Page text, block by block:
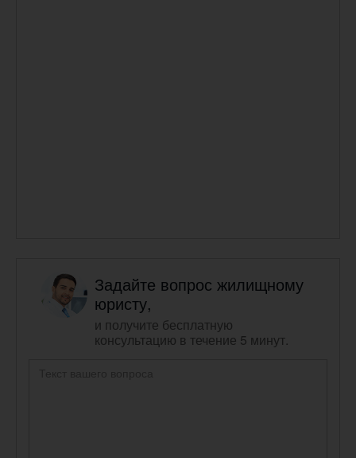
Задайте вопрос жилищному
юристу,
и получите бесплатную
консультацию в течение 5 минут.